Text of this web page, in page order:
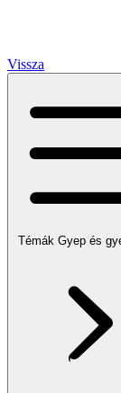
Vissza
Témák Gyep és